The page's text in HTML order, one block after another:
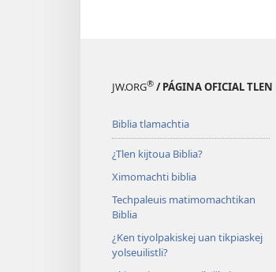
JW.ORG® / PÁGINA OFICIAL
Biblia tlamachtia
¿Tlen kijtoua Biblia?
Ximomachti biblia
Techpaleuis matimomachtikan
Biblia
¿Ken tiyolpakiskej uan tikpiaskej
yolseuilistli?